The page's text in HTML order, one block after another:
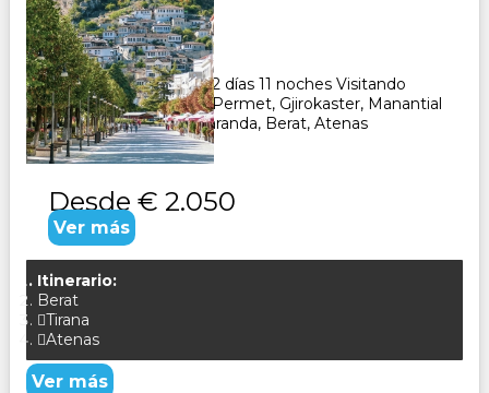
Duración:
12Días11Noches
Paquete Turístico de 12 días 11 noches Visitando
Tirana, Elbasan, Korca, Permet, Gjirokaster, Manantial
del Ojo Azul, Atevas Saranda, Berat, Atenas
CONSULTAR
Desde € 2.050
Ver más
Itinerario:
Berat
Tirana
Atenas
Ver más